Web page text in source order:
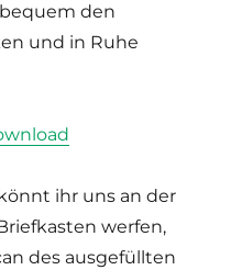
den
und in Ruhe
ihr uns an der
werfen,
des ausgefüllten